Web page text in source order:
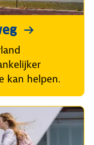
kan helpen.